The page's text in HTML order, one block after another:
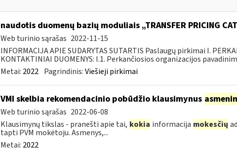
naudotis duomenų bazių moduliais „TRANSFER PRICING
Web turinio sąrašas 2022-11-15
INFORMACIJA APIE SUDARYTAS SUTARTIS Paslaugų pirkimai I.
KONTAKTINIAI DUOMENYS: I.1. Perkančiosios organizacijos
Metai: 2022 Pagrindinis:Viešieji pirkimai
VMI skelbia rekomendacinio pobūdžio klausimynus
Web turinio sąrašas 2022-06-08
Klausimynų tikslas - pranešti apie tai, kokia informacija mokesčių
tapti PVM mokėtoju. Asmenys,...
Metai: 2022